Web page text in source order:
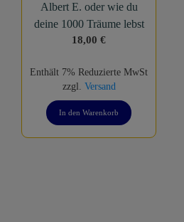
Albert E. oder wie du
deine 1000 Träume lebst
18,00€
Enthält 7% Reduzierte MwSt
zzgl. Versand
In den Warenkorb